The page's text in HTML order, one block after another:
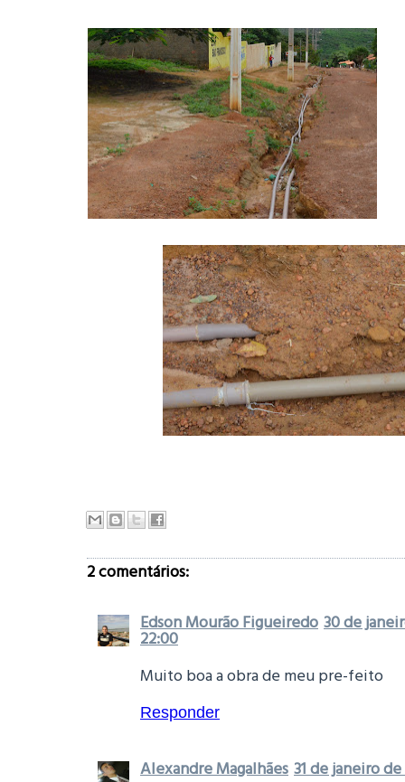
2 comentários:
Edson Mourão Figueiredo 30 de
22:00
Muito boa a obra de meu pre-feito
Responder
Alexandre Magalhães 31 de janeiro